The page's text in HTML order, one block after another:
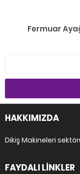
Fermuar
HAKKIMIZDA
Dikiş Makineleri
FAYDALI LİNKLER